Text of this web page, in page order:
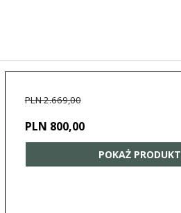
PLN 2.669,00
PLN 800,00
POKAŻ PRODUKT